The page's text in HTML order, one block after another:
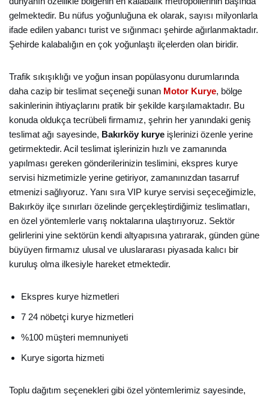
gelmektedir. Bu nüfus yoğunluğuna ek olarak, sayısı milyonlarla
ifade edilen yabancı turist ve sığınmacı şehirde ağırlanmaktadır.
Şehirde kalabalığın en çok yoğunlaştı ilçelerden olan biridir.
Trafik sıkışıklığı ve yoğun insan popülasyonu durumlarında
daha cazip bir teslimat seçeneği sunan Motor Kurye, bölge
sakinlerinin ihtiyaçlarını pratik bir şekilde karşılamaktadır. Bu
konuda oldukça tecrübeli firmamız, şehrin her yanındaki geniş
teslimat ağı sayesinde, Bakırköy kurye işlerinizi özenle yerine
getirmektedir. Acil teslimat işlerinizin hızlı ve zamanında
yapılması gereken gönderilerinizin teslimini, ekspres kurye
servisi hizmetimizle yerine getiriyor, zamanınızdan tasarruf
etmenizi sağlıyoruz. Yanı sıra VIP kurye servisi seçeceğimizle,
Bakırköy ilçe sınırları özelinde gerçekleştirdiğimiz teslimatları,
en özel yöntemlerle varış noktalarına ulaştırıyoruz. Sektör
gelirlerini yine sektörün kendi altyapısına yatırarak, günden güne
büyüyen firmamız ulusal ve uluslararası piyasada kalıcı bir
kuruluş olma ilkesiyle hareket etmektedir.
Ekspres kurye hizmetleri
7 24 nöbetçi kurye hizmetleri
%100 müşteri memnuniyeti
Kurye sigorta hizmeti
Toplu dağıtım seçenekleri gibi özel yöntemlerimiz sayesinde,